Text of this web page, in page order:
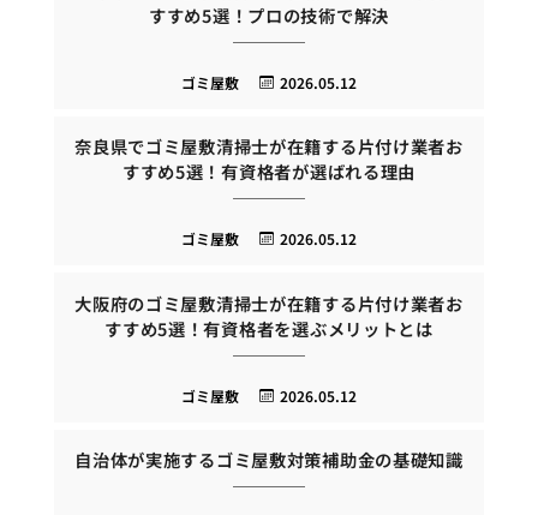
すすめ5選！プロの技術で解決
2026.05.12
ゴミ屋敷
奈良県でゴミ屋敷清掃士が在籍する片付け業者お
すすめ5選！有資格者が選ばれる理由
2026.05.12
ゴミ屋敷
大阪府のゴミ屋敷清掃士が在籍する片付け業者お
すすめ5選！有資格者を選ぶメリットとは
2026.05.12
ゴミ屋敷
自治体が実施するゴミ屋敷対策補助金の基礎知識